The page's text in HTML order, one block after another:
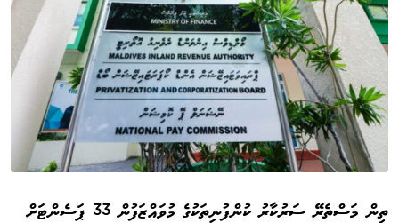
ތިން މަސްތެރޭ ސަރުކާރު ކުންފުނިތަކުގެ މުވައްޒަފުން 33 ޕަސެންޓަށް